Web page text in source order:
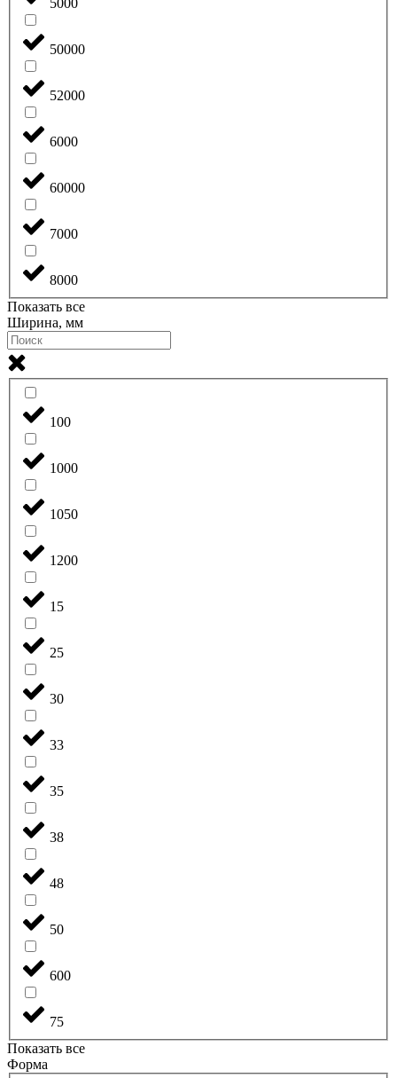
50000
52000
6000
60000
7000
8000
Показать все
Ширина, мм
100
1000
1050
1200
15
25
30
33
35
38
48
50
600
75
Показать все
Форма